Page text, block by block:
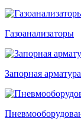
Газоанализаторы
Запорная арматура